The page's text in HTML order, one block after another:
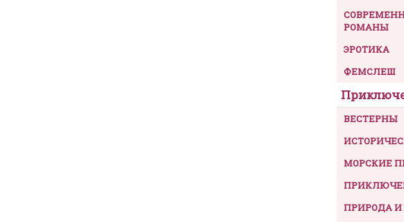
РОМАНЫ
ЭРОТИКА
ФЕМСЛЕШ
ВЕСТЕРНЫ
МОРСКИЕ
ПРИРОДА